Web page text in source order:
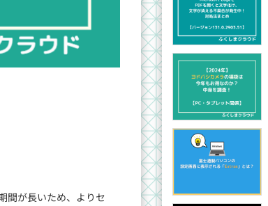
間が長いため、よりセ